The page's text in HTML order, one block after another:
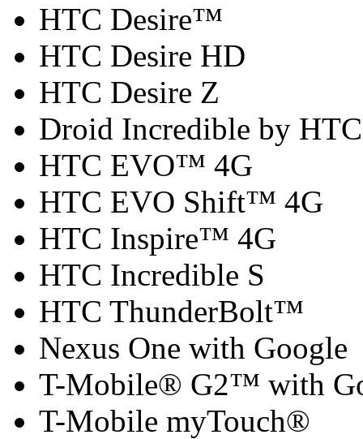
HTC Desire™
HTC Desire HD
HTC Desire Z
Droid Incredible by HTC
HTC EVO™ 4G
HTC EVO Shift™ 4G
HTC Inspire™ 4G
HTC Incredible S
HTC ThunderBolt™
Nexus One with Google
T-Mobile® G2™ with
T-Mobile myTouch®